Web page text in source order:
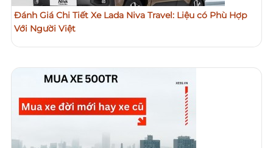
Đánh Giá Chi Tiết Xe Lada Niva Travel: Liệu có Phù Hợp
Với Người Việt